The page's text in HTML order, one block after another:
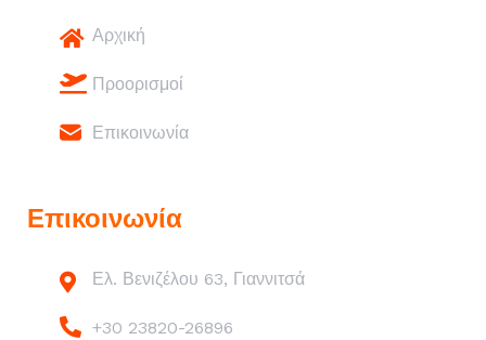
Αρχική
Προορισμοί
Επικοινωνία
Επικοινωνία
Ελ. Βενιζέλου 63, Γιαννιτσά
+30 23820-26896